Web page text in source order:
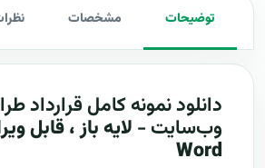
توضیحات مشخصات
دانلود نمونه کاملقرارداد
وب‌سایت - لایه باز ، قابل
Word